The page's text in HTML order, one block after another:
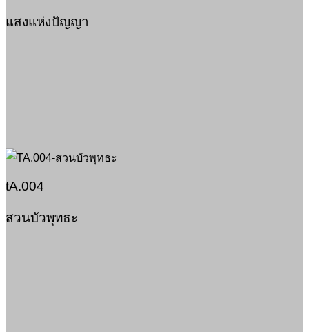
แสงแห่งปัญญา
tA.004
สวนบัวพุทธะ